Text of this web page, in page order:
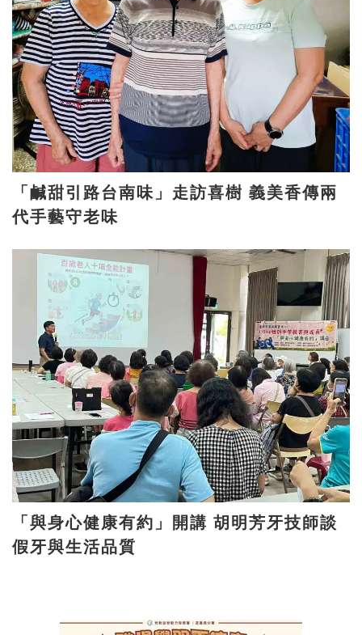
「鹹甜引路台南味」走訪喜樹 義美香傳兩
代手藝守老味
「與身心健康有約」開講 胡明芳牙技師談
假牙與生活品質